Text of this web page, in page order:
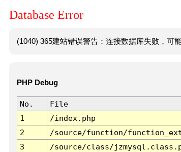
Database Error
(1040) 365建站错误警告：连接数据库失败，可
PHP Debug
No. File
1
/index.php
2
/source/function/
3
/source/class/